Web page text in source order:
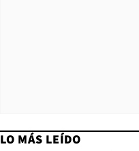
LO MÁS LEÍDO